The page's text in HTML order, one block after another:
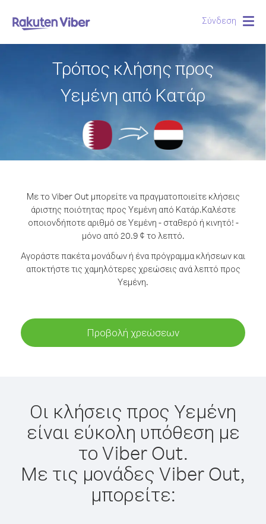
Σύνδεση
Τρόπος κλήσης προς
Υεμένη από Κατάρ
Με το Viber Out μπορείτε να πραγματοποιείτε κλήσεις
άριστης ποιότητας προς Υεμένη από Κατάρ.Καλέστε
οποιονδήποτε αριθμό σε Υεμένη - σταθερό ή κινητό! -
μόνο από 20.9 ¢ το λεπτό.
Αγοράστε πακέτα μονάδων ή ένα πρόγραμμα κλήσεων και
αποκτήστε τις χαμηλότερες χρεώσεις ανά λεπτό προς
Υεμένη.
Προβολή χρεώσεων
Οι κλήσεις προς Υεμένη
είναι εύκολη υπόθεση με
το Viber Out.
Με τις μονάδες Viber Out,
μπορείτε: